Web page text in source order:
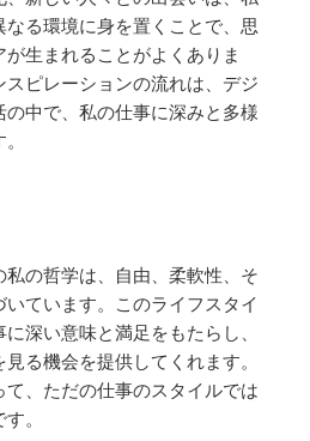
る環境に身を置くことで、思
生まれることがよくありま
ピレーションの流れは、デジ
の中で、私の仕事に深みと多様
の哲学は、自由、柔軟性、そ
いています。このライフスタイ
深い意味と満足をもたらし、
る機会を提供してくれます。
、ただの仕事のスタイルでは
。